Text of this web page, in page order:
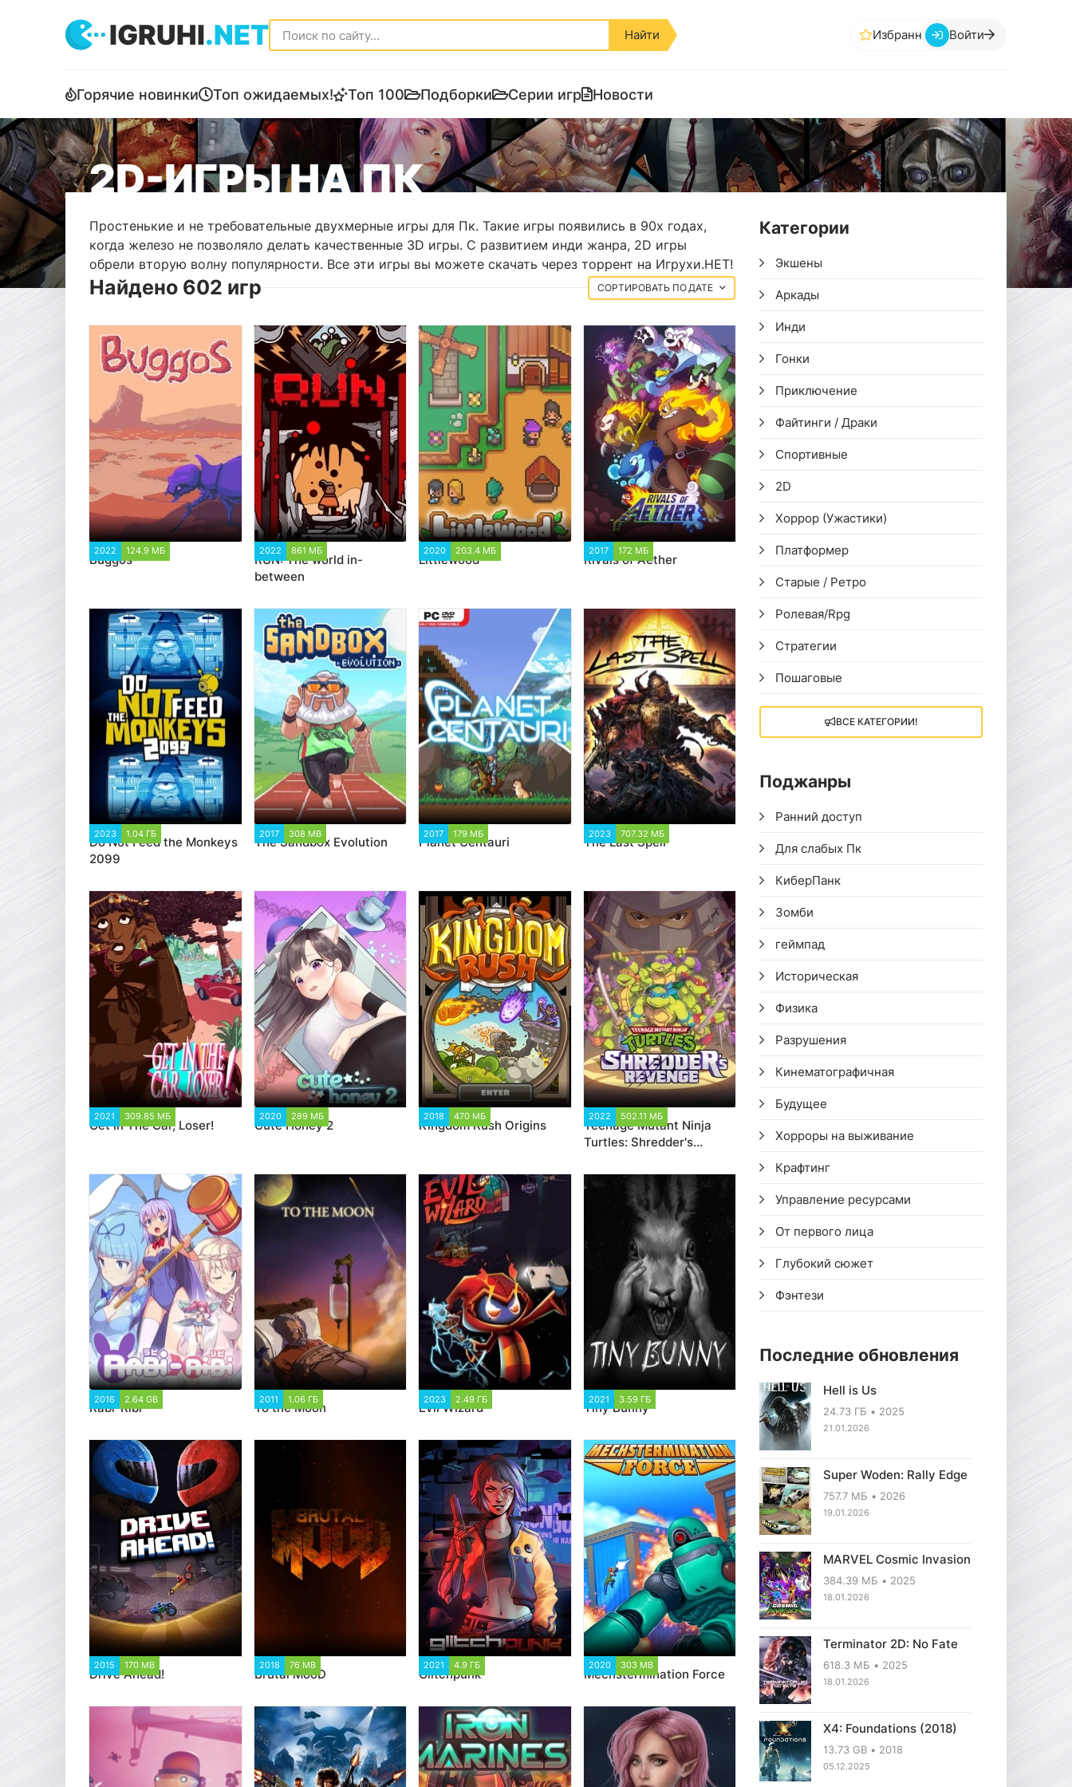
IGRUHI.NET Найти Избранное Войти
Горячие новинки Топ ожидаемых! Топ 100 Подборки Серии игр Новости
2D-ИГРЫ НА ПК
Простенькие и не требовательные двухмерные игры для Пк. Такие игры появились в 90х годах,
когда железо не позволяло делать качественные 3D игры. С развитием инди жанра, 2D игры
обрели вторую волну популярности. Все эти игры вы можете скачать через торрент на Игрухи.НЕТ!
Найдено 602 игр ДАТЕ
2022 124.9 МБ
Buggos
2022 861 МБ
RUN: The world in-
between
2020 203.4 МБ
Littlewood
2017 172 МБ
Rivals of Aether
2023 1.04 ГБ
Do Not Feed the Monkeys
2099
2017 308 MB
The Sandbox Evolution
2017 179 МБ
Planet Centauri
2023 707.32 МБ
The Last Spell
2021 309.85 МБ
Get In The Car, Loser!
2020 289 МБ
Cute Honey 2
2018 470 МБ
Kingdom Rush Origins
2022 502.11 МБ
Teenage Mutant Ninja
Turtles: Shredder's
2016 2.64 GB
Rabi-Ribi
2011 1.06 ГБ
To the Moon
2023 2.49 ГБ
Evil Wizard
2021 3.59 ГБ
Tiny Bunny
2015 170 MB
Drive Ahead!
2018 76 MB
Brutal MooD
2021 4.9 ГБ
Glitchpunk
2020 303 MB
Mechstermination Force
Категории
Экшены
Аркады
Инди
Гонки
Приключение
Файтинги / Драки
Спортивные
2D
Хоррор (Ужастики)
Платформер
Старые / Ретро
Ролевая/Rpg
Стратегии
Пошаговые
ВСЕ КАТЕГОРИИ!
Поджанры
Ранний доступ
Для слабых Пк
КиберПанк
Зомби
геймпад
Историческая
Физика
Разрушения
Кинематографичная
Будущее
Хорроры на выживание
Крафтинг
Управление ресурсами
От первого лица
Глубокий сюжет
Фэнтези
Последние обновления
Hell is Us
24.73 ГБ 2025
21.01.2026
Super Woden: Rally Edge
757.7 МБ 2026
19.01.2026
MARVEL Cosmic Invasion
384.39 МБ 2025
18.01.2026
Terminator 2D: No Fate
618.3 МБ 2025
18.01.2026
X4: Foundations (2018)
13.73 GB 2018
05.12.2025